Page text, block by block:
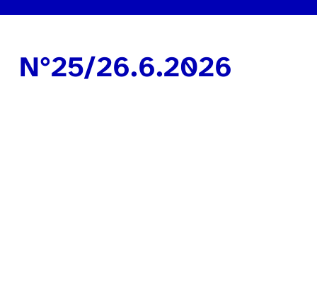
N°25/26.6.2026